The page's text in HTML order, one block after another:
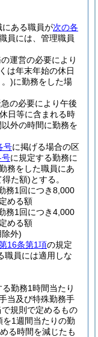
にある職員が次の各
員には、管理職員
運営の必要により
は年末年始の休日
)に勤務をした場
の必要により午後
日等に含まれる時
外の時間に勤務を
号に掲げる場合の区
号に規定する勤務に
務をした職員にあ
得た額)とする。
務1回につき8,000
める額
務1回につき4,000
める額
外)
16条第1項の規定
職員には適用しな
る勤務1時間当たり
当及び特殊勤務手
規則で定めるもの
1週間当たりの勤
る時間を減じたも